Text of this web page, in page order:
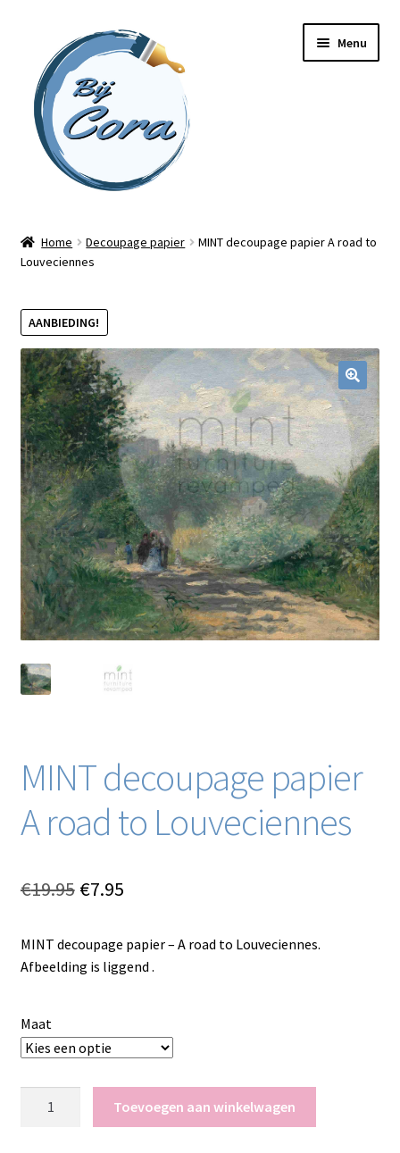
naar
navigatie
inhoud
Menu
Workshops
Online cursussen
Shop
Blog / DIY / Tutorials
Over mij
Contact
Home Decoupage papier
MINT decoupage papier A road to
Louveciennes
AANBIEDING!
MINT decoupage papier
A road to Louveciennes
€19.95 Oorspronkelijke
was:
€7.95Huidige
is:
MINT decoupage papier – A road to Louveciennes.
Afbeelding is liggend .
Maat
Toevoegen aan winkelwagen